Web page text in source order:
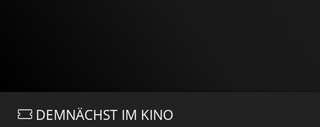
DEMNÄCHST IM KINO